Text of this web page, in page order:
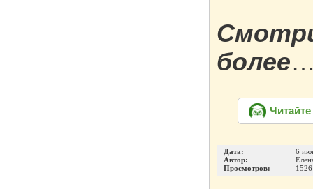
более
Дата:
6
Автор:
Просмотров:
1526